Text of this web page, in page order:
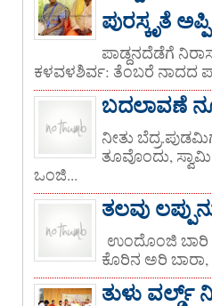
ಪುರಸ್ಕೃತೆ
ಪಾಡ್ದನದೆಡೆಗೆ
ಕಳವಳಶಿರ್ವ: ತೆಂಬರೆ ನಾದದ
ಬದಲಾವಣೆ
ನೀತು
ತೂವೊಂದು,
ಒಂಜಿ...
ತಲವು
ಉಂದೊಂಜಿ ಬಾರಿ
ಕೊರಿನ ಅರಿ
ತುಳು ವರ್ಲ್ಡ್